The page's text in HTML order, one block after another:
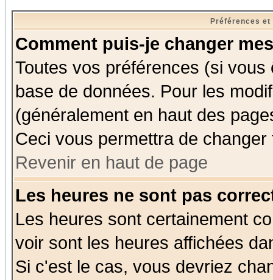
Préférences
Comment puis-je changer
Toutes vos préférences (si
base de données. Pour les
(généralement en haut des
Ceci vous permettra de
Revenir en haut de page
Les heures ne sont pas
Les heures sont certainement
voir sont les heures affichées
Si c'est le cas, vous devriez